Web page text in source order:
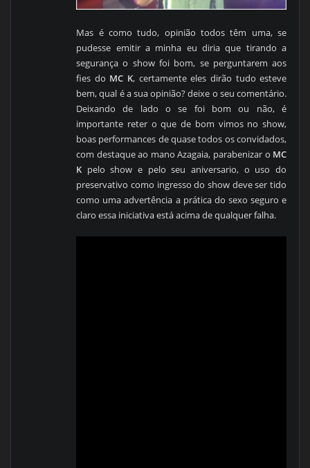
Mas é como tudo, opinião todos têm uma, se
pudesse emitir a minha eu diria que tirando a
segurança o show foi bom, se perguntarem aos
fies do MC K, certamente eles dirão tudo esteve
bem, qual é a sua opinião? deixe o seu comentário.
Deixando de lado o se foi bom ou não, é
importante reter o que de bom vimos no show,
boas performances de quase todos os convidados,
com destaque ao mano Azagaia, parabenizar o MC
K pelo show e pelo seu aniversario, o uso do
preservativo como ingresso do show deve ser tido
como uma advertência a prática do sexo seguro e
claro essa iniciativa está acima de qualquer falha.